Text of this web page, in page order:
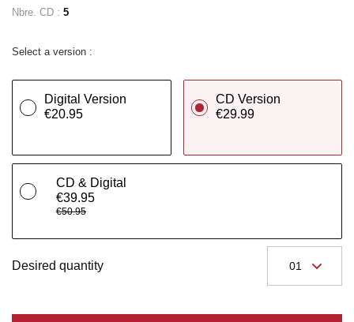
Nbre. CD : 5
Select a version :
Digital Version
€20.95
CD Version
€29.99
CD & Digital
€39.95
€50.95
Desired quantity